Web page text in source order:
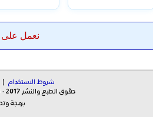
نعمل على
شروط الاستخدام |
حقوق الطبع والنشر 2017 - 2025 موقع حلول التعليمي جميع الحقوق محفوظة
برمجة